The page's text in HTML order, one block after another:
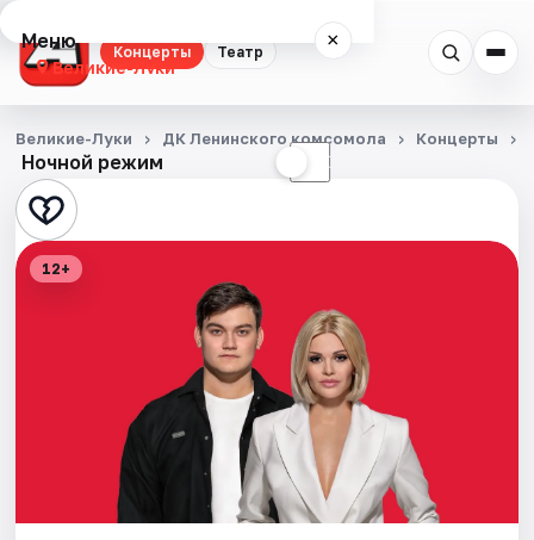
Концерты Театр
Меню ×
Великие-Луки
Концерты
Театр
События
Ночной режим ☾
Великие-Луки ДК Ленинского комсомола Концерты
12+